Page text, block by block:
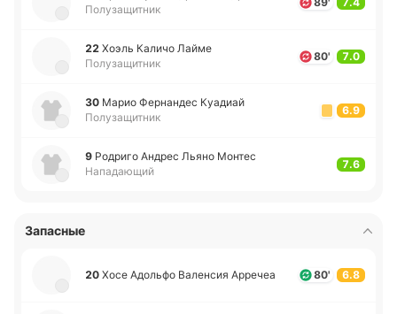
Полузащитник
22 Хоэль Каличо Лайме
Полузащитник
80' 7.0
30 Марио Фе­рна­ндес Куа­диай
Полузащитник
6.9
9 Ро­дри­го Андрес Льяно Монтес
Нападающий
7.6
Запасные
20 Хосе Адо­льфо Ва­ле­нсия Арре­чеа 80' 6.8